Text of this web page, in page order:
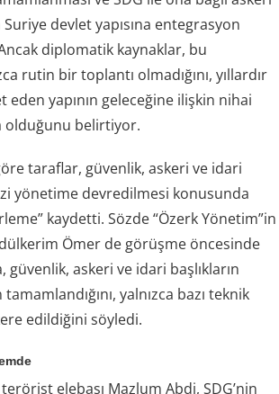
devlet yapısına entegrasyon
diplomatik kaynaklar, bu
rutin bir toplantı olmadığını, yıllardır
yapının geleceğine ilişkin nihai
olduğunu belirtiyor.
taraflar, güvenlik, askeri ve idari
yönetime devredilmesi konusunda
kaydetti. Sözde “Özerk Yönetim”in
Ömer de görüşme öncesinde
güvenlik, askeri ve idari başlıkların
yalnızca bazı teknik
edildiğini söyledi.
elebaşı Mazlum Abdi, SDG’nin